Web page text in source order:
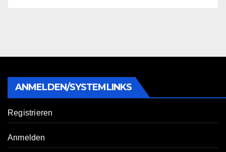
ANMELDEN/SYSTEMLINKS
Registrieren
Anmelden